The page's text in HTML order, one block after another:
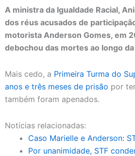
A ministra da Igualdade Racial,
dos réus acusados de
motorista Anderson Gomes, em
debochou das mortes ao longo
Mais cedo, a Primeira Turma do
anos e três meses de prisão por
também foram apenados.
Notícias relacionadas:
Caso Marielle e Anderson:
Por unanimidade, STF